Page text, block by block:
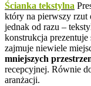
Ścianka tekstylna
który na pierwszy
jednak od razu –
konstrukcja
zajmuje niewiele
mniejszych
recepcyjnej. Równie
aranżacji.